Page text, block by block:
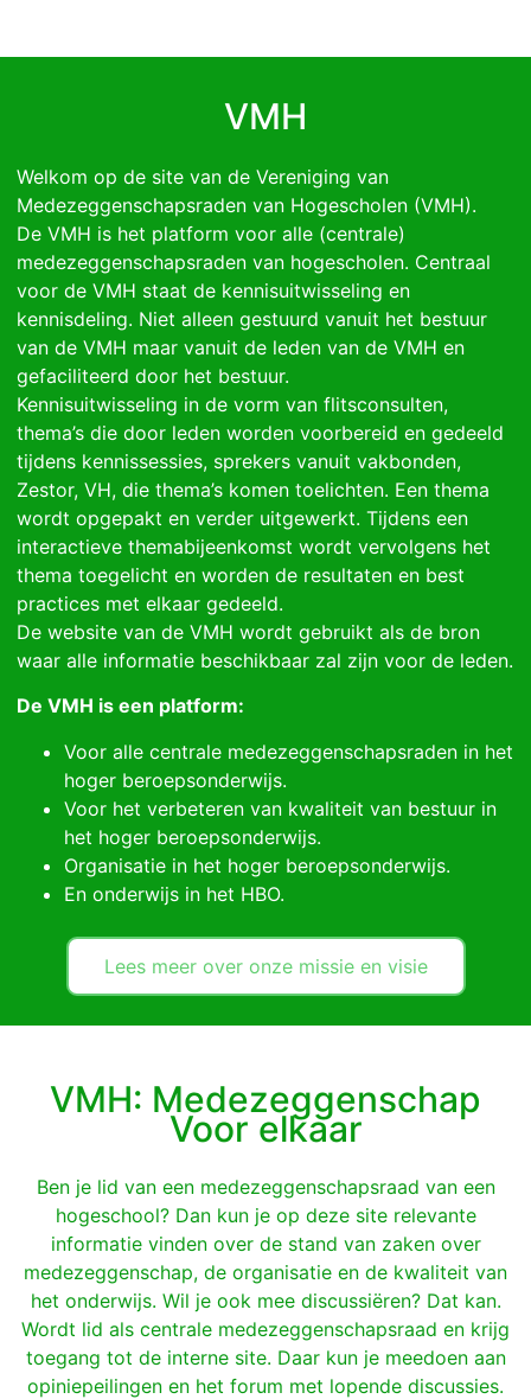
VMH
Welkom op de site van de Vereniging van
Medezeggenschapsraden van Hogescholen (VMH).
De VMH is het platform voor alle (centrale)
medezeggenschapsraden van hogescholen. Centraal
voor de VMH staat de kennisuitwisseling en
kennisdeling. Niet alleen gestuurd vanuit het bestuur
van de VMH maar vanuit de leden van de VMH en
gefaciliteerd door het bestuur.
Kennisuitwisseling in de vorm van flitsconsulten,
thema’s die door leden worden voorbereid en gedeeld
tijdens kennissessies, sprekers vanuit vakbonden,
Zestor, VH, die thema’s komen toelichten. Een thema
wordt opgepakt en verder uitgewerkt. Tijdens een
interactieve themabijeenkomst wordt vervolgens het
thema toegelicht en worden de resultaten en best
practices met elkaar gedeeld.
De website van de VMH wordt gebruikt als de bron
waar alle informatie beschikbaar zal zijn voor de leden.
De VMH is een platform:
Voor alle centrale medezeggenschapsraden in het
hoger beroepsonderwijs.
Voor het verbeteren van kwaliteit van bestuur in
het hoger beroepsonderwijs.
Organisatie in het hoger beroepsonderwijs.
En onderwijs in het HBO.
Lees meer over onze missie en visie
VMH: Medezeggenschap
Voor elkaar
Ben je lid van een medezeggenschapsraad van een
hogeschool? Dan kun je op deze site relevante
informatie vinden over de stand van zaken over
medezeggenschap, de organisatie en de kwaliteit van
het onderwijs. Wil je ook mee discussiëren? Dat kan.
Wordt lid als centrale medezeggenschapsraad en krijg
toegang tot de interne site. Daar kun je meedoen aan
opiniepeilingen en het forum met lopende discussies.